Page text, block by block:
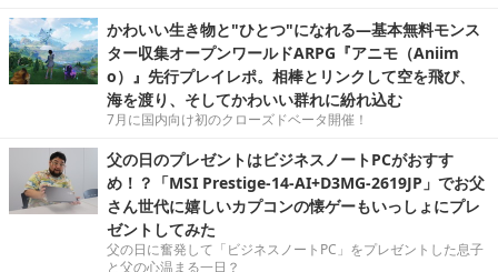
かわいい生き物と"ひとつ"になれる―基本無料モンス
ター収集オープンワールドARPG『アニモ（Aniim
o）』先行プレイレポ。相棒とリンクして空を飛び、
海を渡り、そしてかわいい群れに紛れ込む
7月に国内向け初のクローズドベータ開催！
父の日のプレゼントはビジネスノートPCがおすす
め！？「MSI Prestige-14-AI+D3MG-2619JP」でお父
さん世代に嬉しいカプコンの懐ゲーもいっしょにプレ
ゼントしてみた
父の日に奮発して「ビジネスノートPC」をプレゼントした息子
と父の心温まる一日？